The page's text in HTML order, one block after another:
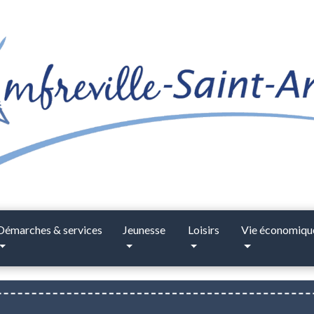
& services Jeunesse Loisirs Vie